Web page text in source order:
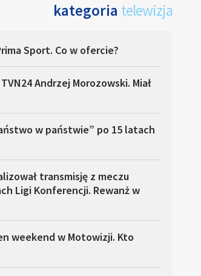
kategoria telewizja
Sport. Co w ofercie?
Andrzej Morozowski. Miał
w państwie” po 15 latach
transmisję z meczu
Ligi Konferencji. Rewanż w
weekend w Motowizji. Kto